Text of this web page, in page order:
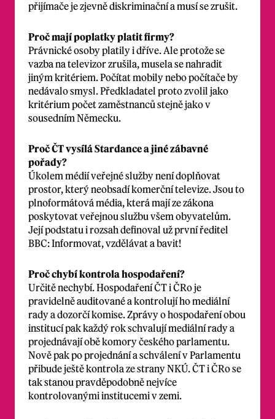
přijímače je zjevně diskriminační a musí se zrušit.
Proč mají poplatky platit firmy?
Právnické osoby platily i dříve. Ale protože se
vazba na televizor zrušila, musela se nahradit
jiným kritériem. Počítat mobily nebo počítače by
nedávalo smysl. Předkladatel proto zvolil jako
kritérium počet zaměstnanců stejně jako v
sousedním Německu.
Proč ČT vysílá Stardance a jiné zábavné
pořady?
Úkolem médií veřejné služby není doplňovat
prostor, který neobsadí komerční televize. Jsou to
plnoformátová média, která mají ze zákona
poskytovat veřejnou službu všem obyvatelům.
Její podstatu i rozsah definoval už první ředitel
BBC: Informovat, vzdělávat a bavit!
Proč chybí kontrola hospodaření?
Určitě nechybí. Hospodaření ČT i ČRo je
pravidelně auditované a kontrolují ho mediální
rady a dozorčí komise. Zprávy o hospodaření obou
institucí pak každý rok schvalují mediální rady a
projednávají obě komory českého parlamentu.
Nově pak po projednání a schválení v Parlamentu
přibude ještě kontrola ze strany NKÚ. ČT i ČRo se
tak stanou pravděpodobně nejvíce
kontrolovanými institucemi v zemi.